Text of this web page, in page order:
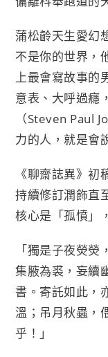
k
蒲松齡天生愛幻
不是你的世界，
上最會寫故事的
意表、大呼過癮
（Steven Paul
力的人，就是會
《聊齋誌異》初
持續修訂潤飾直
核心是「孤憤」
「獨是子夜熒
集腋為裘，妄續
書。寄託如此，
溫；吊月秋蟲，
乎！」